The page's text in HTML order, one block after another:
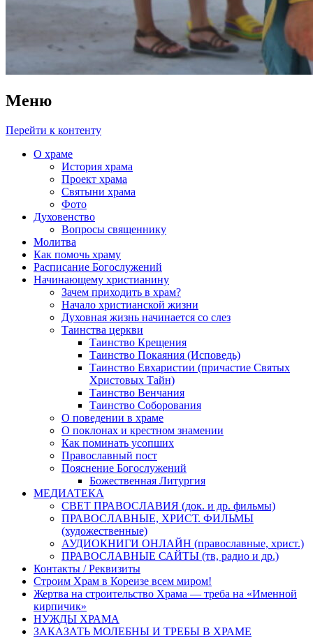
Меню
Перейти к контенту
О храме
История храма
Проект храма
Святыни храма
Фото
Духовенство
Вопросы священнику
Молитва
Как помочь храму
Расписание Богослужений
Начинающему христианину
Зачем приходить в храм?
Начало христианской жизни
Духовная жизнь начинается со слез
Таинства церкви
Таинство Крещения
Таинство Покаяния (Исповедь)
Таинство Евхаристии (причастие Святых
Христовых Тайн)
Таинство Венчания
Таинство Соборования
О поведении в храме
О поклонах и крестном знамении
Как поминать усопших
Православный пост
Пояснение Богослужений
Божественная Литургия
МЕДИАТЕКА
СВЕТ ПРАВОСЛАВИЯ (док. и др. фильмы)
ПРАВОСЛАВНЫЕ, ХРИСТ. ФИЛЬМЫ
(художественные)
АУДИОКНИГИ ОНЛАЙН (православные, христ.)
ПРАВОСЛАВНЫЕ САЙТЫ (тв, радио и др.)
Контакты / Реквизиты
Строим Храм в Кореизе всем миром!
Жертва на строительство Храма — треба на «Именной
кирпичик»
НУЖДЫ ХРАМА
ЗАКАЗАТЬ МОЛЕБНЫ И ТРЕБЫ В ХРАМЕ